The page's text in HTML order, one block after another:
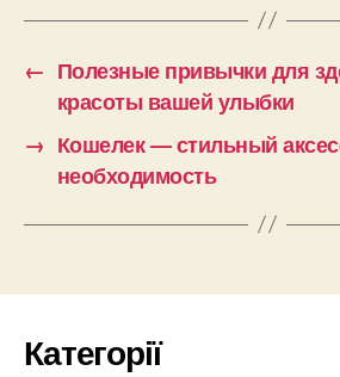
← Полезные привычки для
красоты вашей улыбки
→ Кошелек — стильный
необходимость
Категорії